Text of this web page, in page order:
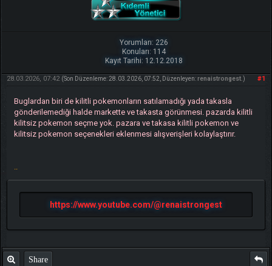
Yorumları: 226
Konuları: 114
Kayıt Tarihi: 12.12.2018
#1
28.03.2026, 07:42 (Son Düzenleme: 28.03.2026, 07:52, Düzenleyen:renaistrongest.)
Buglardan biri de kilitli pokemonların satılamadığı yada takasla
gönderilemediği halde markette ve takasta görünmesi. pazarda kilitli
kilitsiz pokemon seçme yok. pazara ve takasa kilitli pokemon ve
kilitsiz pokemon seçenekleri eklenmesi alışverişleri kolaylaştırır.
https://www.youtube.com/@renaistrongest
Share